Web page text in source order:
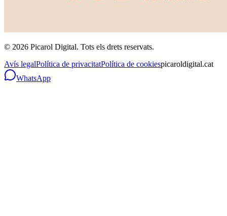
© 2026 Picarol Digital. Tots els drets reservats.
Avís legalPolítica de privacitatPolítica de cookiespicaroldigital.cat
WhatsApp